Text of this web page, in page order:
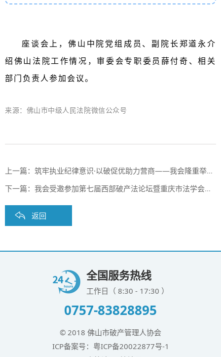
座谈会上，佛山中院党组成员、副院长郑道永介
绍佛山法院工作情况，审委会专职委员薛付奇、相关
部门负责人参加会议。
来源：佛山市中级人民法院微信公众号
上一篇： 筑牢执业纪律意识·以破促优助力营商——我会隆重举行破产管理人执业规范及纪律宣讲专题会
下一篇： 我会受邀参加第七届西部破产法论坛暨重庆市法学会破产法学研究会2023年会
返回
全国服务热线
工作日（ 8:30 - 17:30 ）
0757-83828895
© 2018 佛山市破产管理人协会
ICP备案号： 粤ICP备20022877号-1